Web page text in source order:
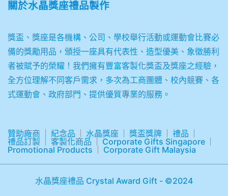
關於水晶獎座禮品製作
獎盃、獎座是各機構、公司、學校舉行活動或運動會比賽必
備的獎勵用品，頒授一座具有代表性、造型優美、象徵勝利
者被賦予的榮耀！我們擁有豐富客製化獎盃及獎座之經驗，
全方位理解不同客戶需求，多次為工商團體、校內競賽、各
式運動會、政府部門、提供優質專業的服務。
贊助廠商 紀念品 水晶獎座 獎盃獎牌
禮品
禮品訂製
客製化商品
Corporate Gifts Singapore
Promotional Products
Corporate Gift Malaysia
水晶獎座禮品 Crystal Award Gift - ©2024